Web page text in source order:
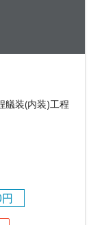
艤装(内装)工程